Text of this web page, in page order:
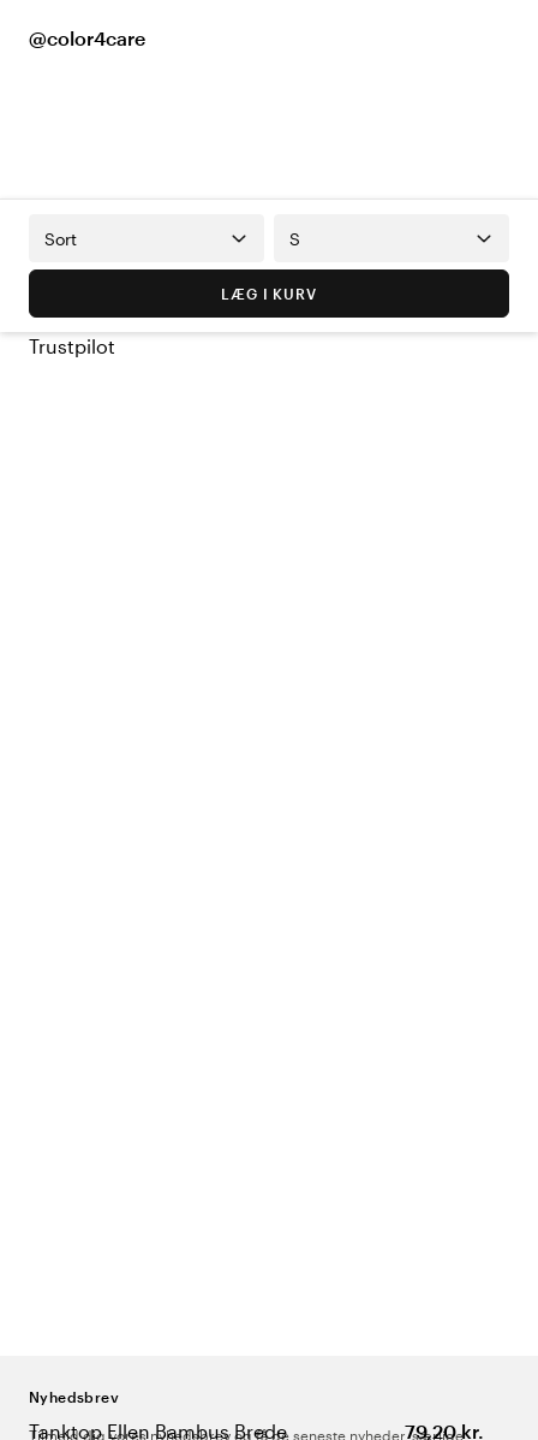
@color4care
Tanktop Ellen Bambus Brede
79,20 kr.
Sort S
LÆG I KURV
Trustpilot
Nyhedsbrev
Tilmeld dig vores nyhedsbrev og få de seneste nyheder, særlige